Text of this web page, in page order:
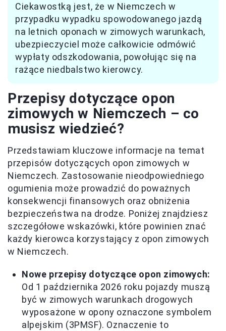
Ciekawostką jest, że w Niemczech w
przypadku wypadku spowodowanego jazdą
na letnich oponach w zimowych warunkach,
ubezpieczyciel może całkowicie odmówić
wypłaty odszkodowania, powołując się na
rażące niedbalstwo kierowcy.
Przepisy dotyczące opon
zimowych w Niemczech – co
musisz wiedzieć?
Przedstawiam kluczowe informacje na temat
przepisów dotyczących opon zimowych w
Niemczech. Zastosowanie nieodpowiedniego
ogumienia może prowadzić do poważnych
konsekwencji finansowych oraz obniżenia
bezpieczeństwa na drodze. Poniżej znajdziesz
szczegółowe wskazówki, które powinien znać
każdy kierowca korzystający z opon zimowych
w Niemczech.
Nowe przepisy dotyczące opon zimowych:
Od 1 października 2026 roku pojazdy muszą
być w zimowych warunkach drogowych
wyposażone w opony oznaczone symbolem
alpejskim (3PMSF). Oznaczenie to